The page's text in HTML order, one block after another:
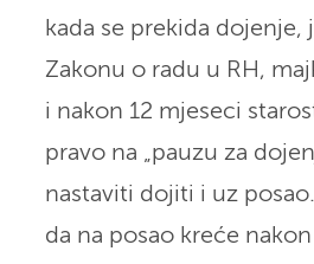
kada se prekida dojenje,
Zakonu o radu u RH,
i nakon 12 mjeseci
pravo na „pauzu za
nastaviti dojiti i uz
da na posao kreće